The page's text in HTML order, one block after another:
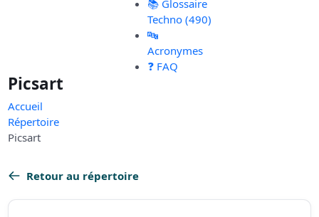
📚 Glossaire
Techno (490)
🔤
Acronymes
❓ FAQ
Picsart
Accueil
Répertoire
Picsart
Retour au répertoire